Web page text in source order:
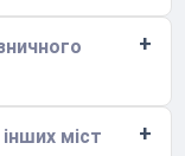
міст